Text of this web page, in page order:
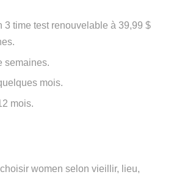
3 time test renouvelable à 39,99 $
semaines.
mois.
mois.
choisir women selon vieillir, lieu,